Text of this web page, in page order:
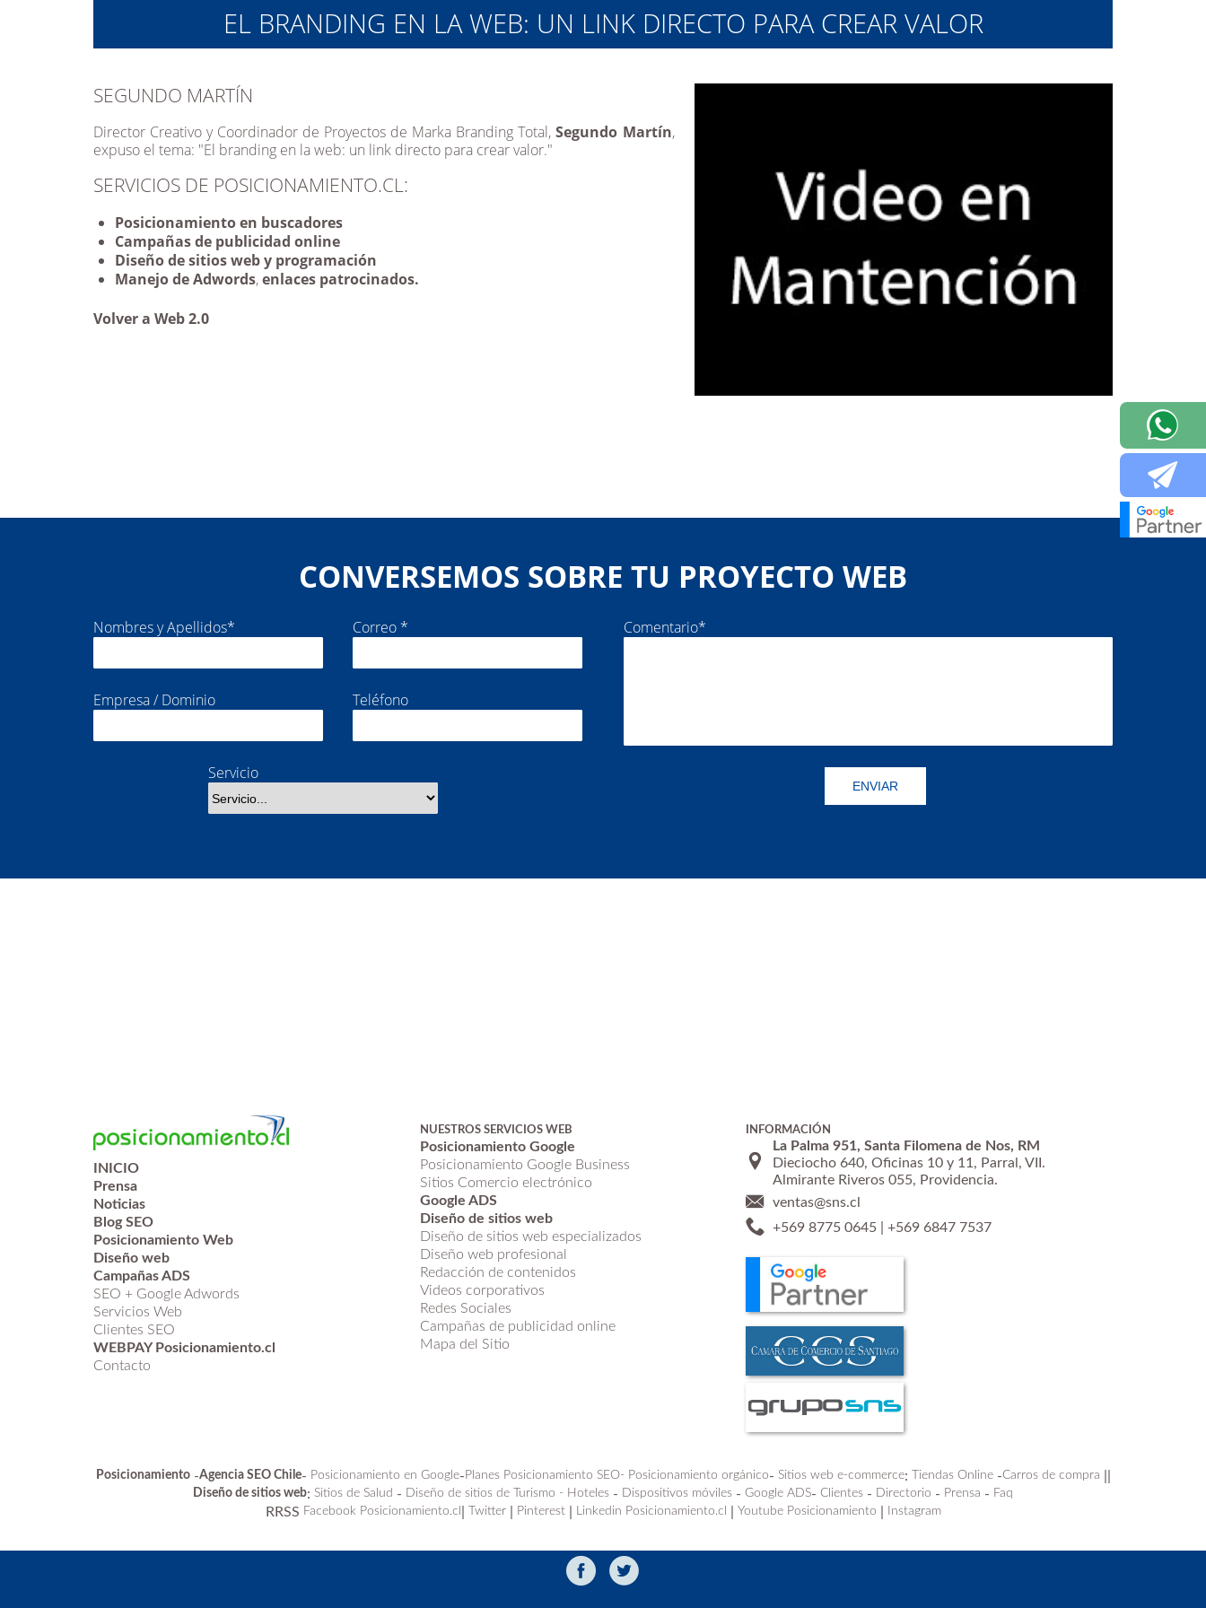
EL BRANDING EN LA WEB: UN LINK DIRECTO PARA CREAR VALOR
SEGUNDO MARTÍN
Director Creativo y Coordinador de Proyectos de Marka Branding Total,Segundo Martín,
expuso el tema: "El branding en la web: un link directo para crear valor."
SERVICIOS DE POSICIONAMIENTO.CL:
Posicionamiento en buscadores
Campañas de publicidad online
Diseño de sitios weby programación
Manejo de Adwords,enlaces patrocinados.
Volver a Web 2.0
CONVERSEMOS SOBRE TU PROYECTO WEB
Nombres y Apellidos* Correo *
Empresa / Dominio Teléfono
Servicio
Comentario*
INICIO
Prensa
Noticias
Blog SEO
Posicionamiento Web
Diseño web
Campañas ADS
SEO + Google Adwords
Servicios Web
Clientes SEO
WEBPAY Posicionamiento.cl
Contacto
NUESTROS SERVICIOS WEB
Posicionamiento Google
Posicionamiento Google Business
Sitios Comercio electrónico
Google ADS
Diseño de sitios web
Diseño de sitios web especializados
Diseño web profesional
Redacción de contenidos
Videos corporativos
Redes Sociales
Campañas de publicidad online
Mapa del Sitio
INFORMACIÓN
La Palma 951, Santa Filomena de Nos, RM
Dieciocho 640, Oficinas 10 y 11, Parral, VII.
Almirante Riveros 055, Providencia.
ventas@sns.cl
+569 8775 0645 |+569 6847 7537
Posicionamiento-Agencia SEO Chile- Posicionamiento en Google- Planes Posicionamiento SEO- Posicionamiento orgánico- Sitios web e-commerce: Tiendas Online-Carros de compra
Diseño de sitios web: Sitios de Salud - Diseño de sitios de Turismo - Hoteles - Dispositivos móviles - Google ADS- Clientes - Directorio - Prensa - Faq
RRSS Facebook Posicionamiento.cl Twitter| Pinterest| Linkedin Posicionamiento.cl Youtube Posicionamiento Instagram